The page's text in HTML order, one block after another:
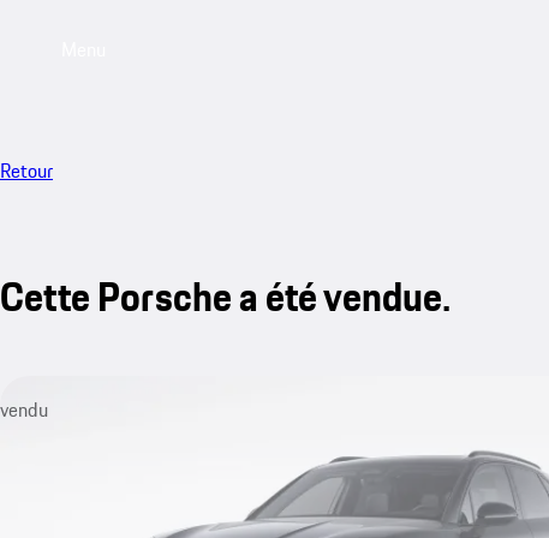
Retour
Cette Porsche a été vendue.
vendu